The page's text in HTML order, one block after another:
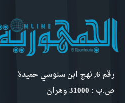
رقم 6, نهج ابن سنوسي حميدة
ص.ب : 31000 وهران